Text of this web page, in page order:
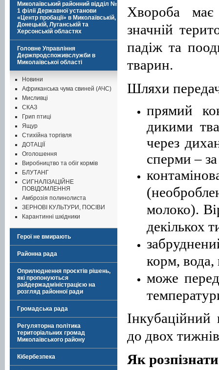
Миколаївський районний відділ №
1 філії Державної установи
«Центр пробації» в Миколаївській,
Донецькій, Луганській та
Херсонській областях
Головне Управління
Держпродспоживслужби в
Миколаївської області
Новини
Африканська чума свиней (АЧС)
Мисливці
СКАЗ
Грип птиці
Ящур
Стихійна торгівля
ДОТАЦІЇ
Оголошення
Виробництво та обіг кормів
БЛУТАНГ
СИГНАЛІЗАЦІЙНЕ
ПОВІДОМЛЕННЯ
Амброзія полинолиста
ЗЕРНОВІ КУЛЬТУРИ, ПОСІВИ
Карантинні шкідники
Герої не вмирають
Районна рада
Оприлюднення проєктів рішень,
які пропонуються
райдержадміністрацією на
розгляд районної ради
Громадська рада
Регуляторна політика
територіальних громад
Миколаївського району
Кібербезпека
Хвороба має
значній
падіж та
тварин.
Шляхи
прямий
дикими
через
сперми –
молоко).
декількох
корм, вода,
може
Інкубаційний
до двох
Як